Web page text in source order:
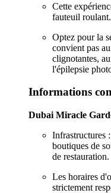
Cette
fauteuil roulant.
Optez pour la
convient pas
clignotantes,
l'épilepsie
Informations
Dubai Miracle
Infrastructures
boutiques de
de restauration.
Les horaires
strictement